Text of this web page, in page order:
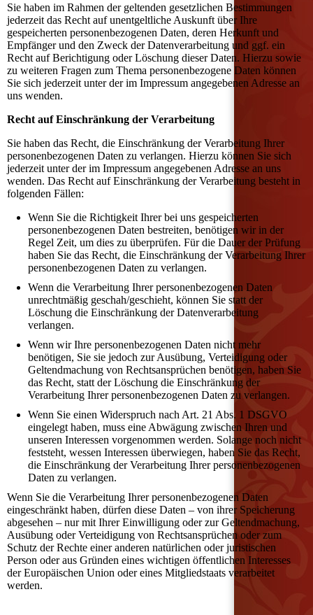
Sie haben im Rahmen der geltenden gesetzlichen Bestimmungen
jederzeit das Recht auf unentgeltliche Auskunft über Ihre
gespeicherten personenbezogenen Daten, deren Herkunft und
Empfänger und den Zweck der Datenverarbeitung und ggf. ein
Recht auf Berichtigung oder Löschung dieser Daten. Hierzu sowie
zu weiteren Fragen zum Thema personenbezogene Daten können
Sie sich jederzeit unter der im Impressum angegebenen Adresse an
uns wenden.
Recht auf Einschränkung der Verarbeitung
Sie haben das Recht, die Einschränkung der Verarbeitung Ihrer
personenbezogenen Daten zu verlangen. Hierzu können Sie sich
jederzeit unter der im Impressum angegebenen Adresse an uns
wenden. Das Recht auf Einschränkung der Verarbeitung besteht in
folgenden Fällen:
Wenn Sie die Richtigkeit Ihrer bei uns gespeicherten
personenbezogenen Daten bestreiten, benötigen wir in der
Regel Zeit, um dies zu überprüfen. Für die Dauer der Prüfung
haben Sie das Recht, die Einschränkung der Verarbeitung Ihrer
personenbezogenen Daten zu verlangen.
Wenn die Verarbeitung Ihrer personenbezogenen Daten
unrechtmäßig geschah/geschieht, können Sie statt der
Löschung die Einschränkung der Datenverarbeitung
verlangen.
Wenn wir Ihre personenbezogenen Daten nicht mehr
benötigen, Sie sie jedoch zur Ausübung, Verteidigung oder
Geltendmachung von Rechtsansprüchen benötigen, haben Sie
das Recht, statt der Löschung die Einschränkung der
Verarbeitung Ihrer personenbezogenen Daten zu verlangen.
Wenn Sie einen Widerspruch nach Art. 21 Abs. 1 DSGVO
eingelegt haben, muss eine Abwägung zwischen Ihren und
unseren Interessen vorgenommen werden. Solange noch nicht
feststeht, wessen Interessen überwiegen, haben Sie das Recht,
die Einschränkung der Verarbeitung Ihrer personenbezogenen
Daten zu verlangen.
Wenn Sie die Verarbeitung Ihrer personenbezogenen Daten
eingeschränkt haben, dürfen diese Daten – von ihrer Speicherung
abgesehen – nur mit Ihrer Einwilligung oder zur Geltendmachung,
Ausübung oder Verteidigung von Rechtsansprüchen oder zum
Schutz der Rechte einer anderen natürlichen oder juristischen
Person oder aus Gründen eines wichtigen öffentlichen Interesses
der Europäischen Union oder eines Mitgliedstaats verarbeitet
werden.